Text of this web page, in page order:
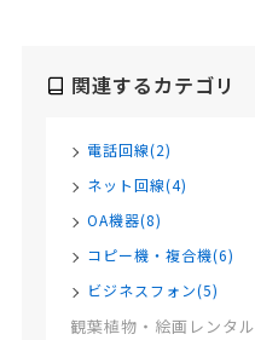
関連するカテゴリ
電話回線(2)
ネット回線(4)
OA機器(8)
コピー機・複合機(6)
ビジネスフォン(5)
観葉植物・絵画レンタル